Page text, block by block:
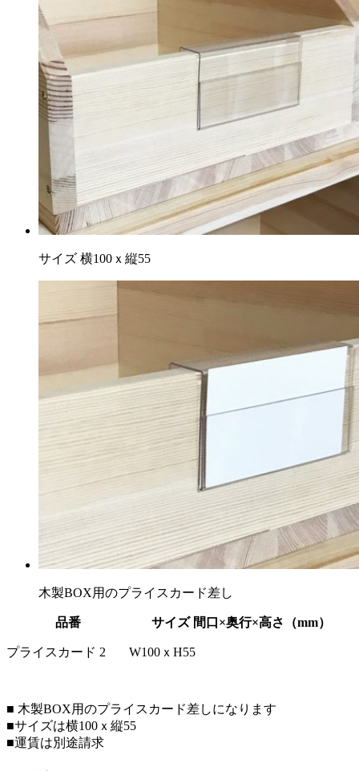
サイズ 横100ｘ縦55
木製BOX用のプライスカード差し
品番 サイズ 間口×奥行×高さ（mm）
プライスカード 2 W100ｘH55
■ 木製BOX用のプライスカード差しになります
■サイズは横100ｘ縦55
■運賃は別途請求